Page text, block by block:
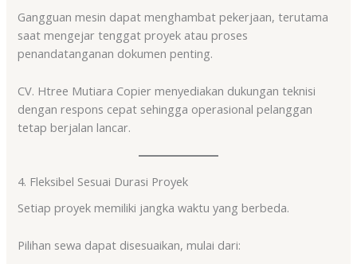
Gangguan mesin dapat menghambat pekerjaan, terutama
saat mengejar tenggat proyek atau proses
penandatanganan dokumen penting.
CV. Htree Mutiara Copier menyediakan dukungan teknisi
dengan respons cepat sehingga operasional pelanggan
tetap berjalan lancar.
4. Fleksibel Sesuai Durasi Proyek
Setiap proyek memiliki jangka waktu yang berbeda.
Pilihan sewa dapat disesuaikan, mulai dari: